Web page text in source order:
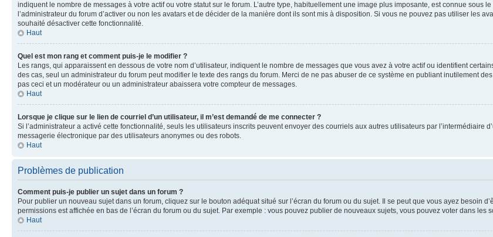
indiquent le nombre de messages à votre actif ou votre statut sur le forum. L’autre type, habituellement une image plus imposante, est connue sous
l’administrateur du forum d’activer ou non les avatars et de décider de la manière dont ils sont mis à disposition. Si vous ne pouvez pas utiliser les
souhaité désactiver cette fonctionnalité.
Haut
Quel est mon rang et comment puis-je le modifier ?
Les rangs, qui apparaissent en dessous de votre nom d’utilisateur, indiquent le nombre de messages que vous avez à votre actif ou identifient
des cas, seul un administrateur du forum peut modifier le texte des rangs du forum. Merci de ne pas abuser de ce système en publiant inutilement
pas ceci et un modérateur ou un administrateur abaissera votre compteur de messages.
Haut
Lorsque je clique sur le lien de courriel d’un utilisateur, il m’est demandé de me connecter ?
Si l’administrateur a activé cette fonctionnalité, seuls les utilisateurs inscrits peuvent envoyer des courriels aux autres utilisateurs par l’intermédiaire
messagerie électronique par des utilisateurs anonymes ou des robots.
Haut
Problèmes de publication
Comment puis-je publier un sujet dans un forum ?
Pour publier un nouveau sujet dans un forum, cliquez sur le bouton adéquat situé sur l’écran du forum ou du sujet. Il se peut que vous ayez besoin
permissions est affichée en bas de l’écran du forum ou du sujet. Par exemple : vous pouvez publier de nouveaux sujets, vous pouvez voter dans les
Haut